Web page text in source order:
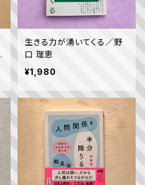
生きる力が湧いてくる／野
口 理恵
¥1,980